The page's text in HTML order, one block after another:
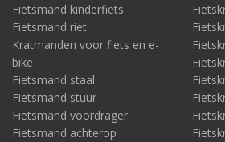
Fietsmand kinderfiets
Fietsmand riet
Kratmanden voor fiets en e-
bike
Fietsmand staal
Fietsmand stuur
Fietsmand voordrager
Fietsmand achterop